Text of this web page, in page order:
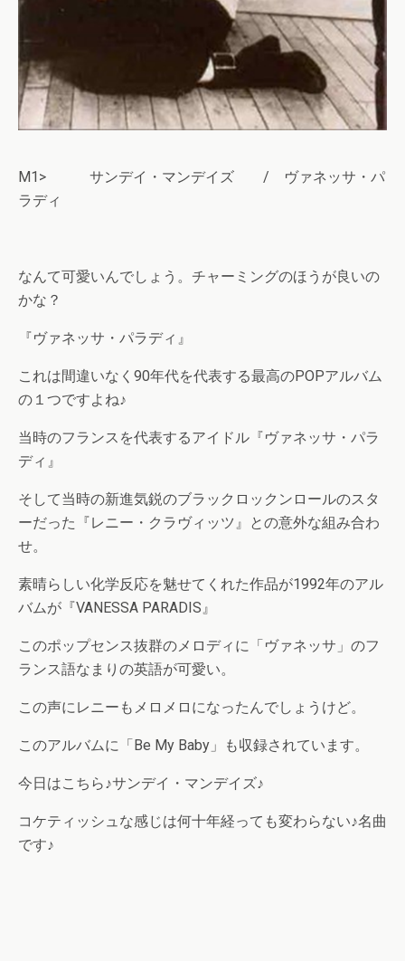
M1> サンデイ・マンデイズ / ヴァネッサ・パ
ラディ
なんて可愛いんでしょう。チャーミングのほうが良いの
かな？
『ヴァネッサ・パラディ』
これは間違いなく90年代を代表する最高のPOPアルバム
の１つですよね♪
当時のフランスを代表するアイドル『ヴァネッサ・パラ
ディ』
そして当時の新進気鋭のブラックロックンロールのスタ
ーだった『レニー・クラヴィッツ』との意外な組み合わ
せ。
素晴らしい化学反応を魅せてくれた作品が1992年のアル
バムが『VANESSA PARADIS』
このポップセンス抜群のメロディに「ヴァネッサ」のフ
ランス語なまりの英語が可愛い。
この声にレニーもメロメロになったんでしょうけど。
このアルバムに「Be My Baby」も収録されています。
今日はこちら♪サンデイ・マンデイズ♪
コケティッシュな感じは何十年経っても変わらない♪名曲
です♪